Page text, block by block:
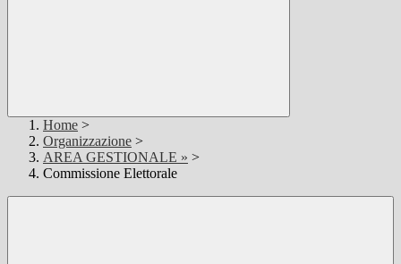
Home >
Organizzazione >
AREA GESTIONALE » >
Commissione Elettorale